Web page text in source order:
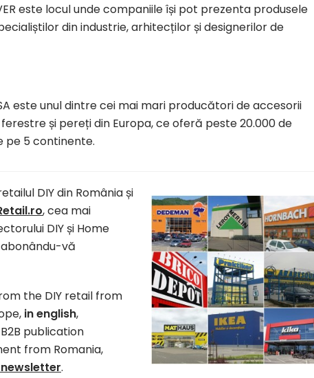
este locul unde companiile își pot prezenta produsele
din industrie, arhitecților și designerilor de
este unul dintre cei mai mari producători de accesorii
și pereți din Europa, ce oferă peste 20.000 de
pe 5 continente.
DIY din România și
, cea mai
DIY și Home
vă
the DIY retail from
in english,
publication
from Romania,
.